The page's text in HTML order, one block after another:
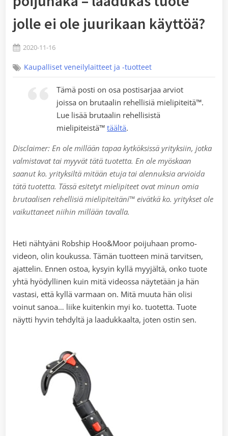
jolle ei ole juurikaan käyttöä?
Posted
2020-11-16
Kaupalliset veneilylaitteet ja -tuotteet
Tämä posti on osa postisarjaa arviot
joissa on brutaalin rehellisiä mielipiteitä™.
Lue lisää brutaalin rehellisistä
mielipiteistä™täältä.
Disclaimer: En ole millään tapaa kytköksissä yrityksiin, jotka
valmistavat tai myyvät tätä tuotetta. En ole myöskaan
saanutko. yrityksiltä mitään etuja tai alennuksia arvioida
tätä tuotetta. Tässä esitetyt mielipiteet ovat minun omia
brutaalisen rehellisiä mielipiteitäni™ eivätkä ko. yritykset ole
vaikuttaneet niihin millään tavalla.
Heti nähtyäni Robship Hoo&Moor poijuhaan promo-
videon, olin koukussa. Tämän tuotteen minä tarvitsen,
ajattelin. Ennen ostoa, kysyin kyllä myyjältä, onko tuote
yhtä hyödyllinen kuin mitä videossa näytetään ja hän
vastasi, että kyllä varmaan on. Mitä muuta hän olisi
voinut sanoa… liike kuitenkin myi ko. tuotetta. Tuote
näytti hyvin tehdyltä ja laadukkaalta, joten ostin sen.